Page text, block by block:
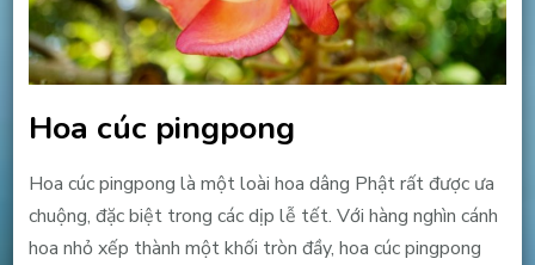
Hoa cúc pingpong
Hoa cúc pingpong là một loài hoa dâng Phật rất được ưa
chuộng, đặc biệt trong các dịp lễ tết. Với hàng nghìn cánh
hoa nhỏ xếp thành một khối tròn đầy, hoa cúc pingpong